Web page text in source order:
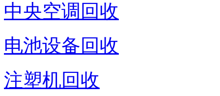
中央空调回收
电池设备回收
注塑机回收